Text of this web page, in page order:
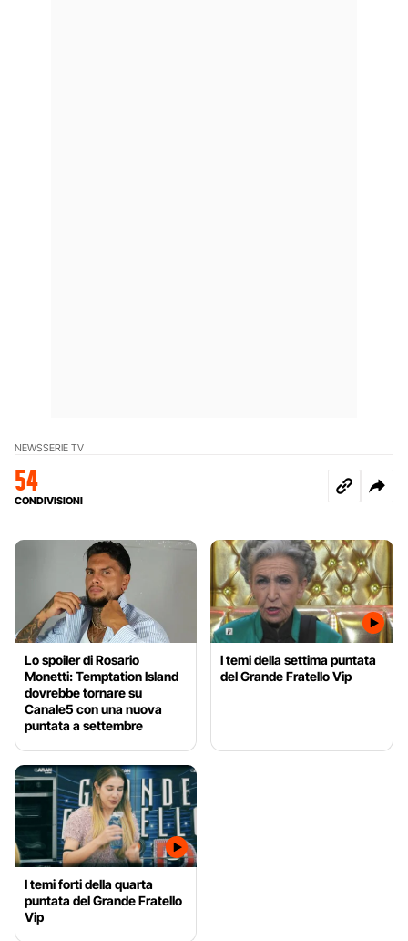
NEWSSERIE TV
54
CONDIVISIONI
Lo spoiler di Rosario
Monetti: Temptation Island
dovrebbe tornare su
Canale5 con una nuova
puntata a settembre
I temi della settima puntata
del Grande Fratello Vip
I temi forti della quarta
puntata del Grande Fratello
Vip